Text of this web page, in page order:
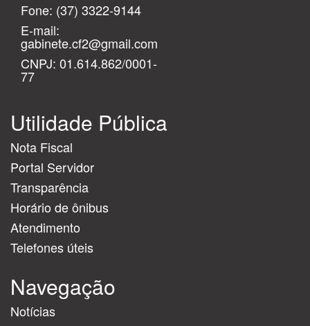
Fone: (37) 3322-9144
E-mail:
gabinete.cf2@gmail.com
CNPJ: 01.614.862/0001-
77
Utilidade Pública
Nota Fiscal
Portal Servidor
Transparência
Horário de ônibus
Atendimento
Telefones úteis
Navegação
Notícias